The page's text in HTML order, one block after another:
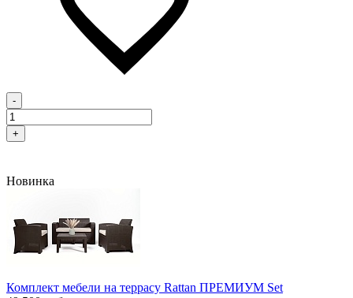
-
+
Новинка
Комплект мебели на террасу Rattan ПРЕМИУМ Set